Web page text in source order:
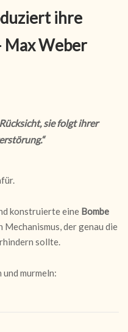
ihre
Max Weber
sie folgt ihrer
konstruierte eine Bombe
der genau die
sollte.
und murmeln: